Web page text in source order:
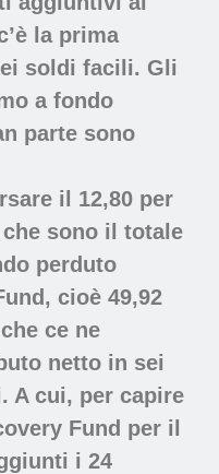
la prima
soldi facili. Gli
a fondo
parte sono
il 12,80 per
sono il totale
perduto
cioè 49,92
ce ne
netto in sei
A cui, per capire
Fund per il
i 24